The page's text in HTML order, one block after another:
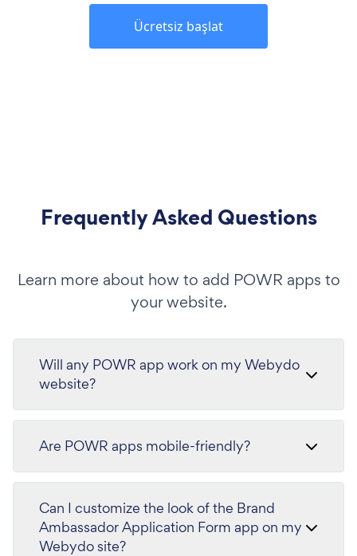
Ücretsiz başlat
Frequently Asked Questions
Learn more about how to add POWR apps to
your website.
Will any POWR app work on my Webydo
website?
Are POWR apps mobile-friendly?
Can I customize the look of the Brand
Ambassador Application Form app on my
Webydo site?